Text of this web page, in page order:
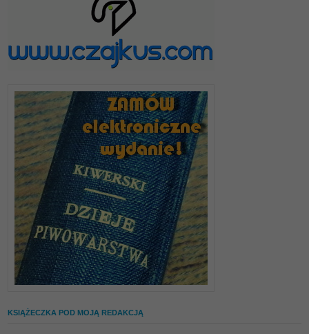
KSIĄŻECZKA POD MOJĄ REDAKCJĄ